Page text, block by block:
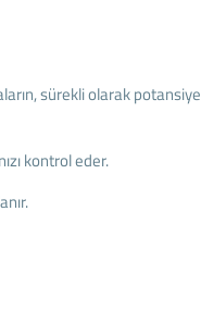
sürekli olarak
kontrol eder.